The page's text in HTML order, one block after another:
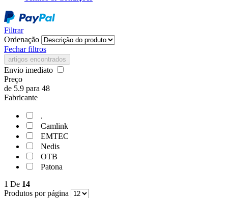
Filtrar
Ordenação
Fechar filtros
artigos encontrados
Envio imediato
Preço
de 5.9 para 48
Fabricante
.
Camlink
EMTEC
Nedis
OTB
Patona
1 De 14
Produtos por página